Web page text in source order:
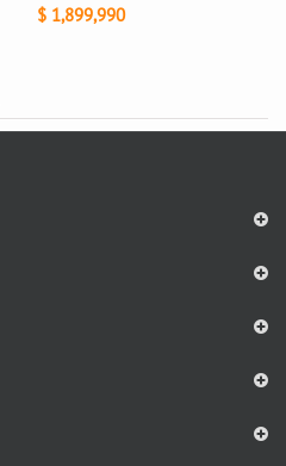
$ 1,899,990